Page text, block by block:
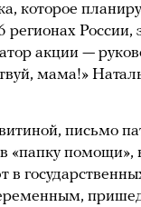
которое
акции —
мама!»
письмо
«папку помощи»,
в